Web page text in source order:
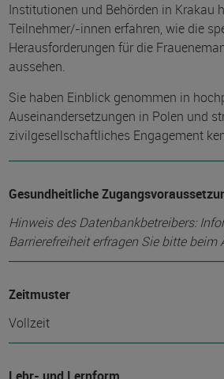
Institutionen und Behörden in Krakau
Teilnehmer/-innen erfahren, wie die
Herausforderungen für die
aussehen.
Sie haben Einblick genommen in
Auseinandersetzungen in Polen und
zivilgesellschaftliches Engagement
Gesundheitliche
Hinweis des Datenbankbetreibers:
Barrierefreiheit erfragen Sie bitte beim
Zeitmuster
Vollzeit